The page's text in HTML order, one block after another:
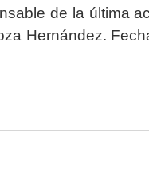
de la última
Hernández.